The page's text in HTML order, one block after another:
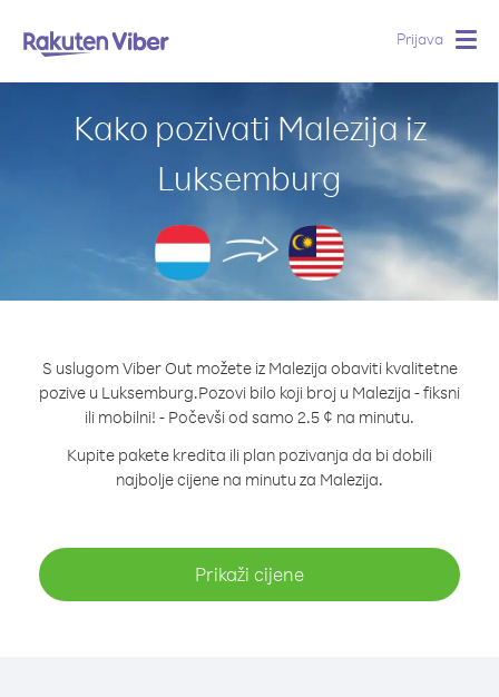
Prijava
Kako pozivati Malezija iz
Luksemburg
S uslugom Viber Out možete iz Malezija obaviti kvalitetne
pozive u Luksemburg.Pozovi bilo koji broj u Malezija - fiksni
ili mobilni! - Počevši od samo 2.5 ¢ na minutu.
Kupite pakete kredita ili plan pozivanja da bi dobili
najbolje cijene na minutu za Malezija.
Prikaži cijene